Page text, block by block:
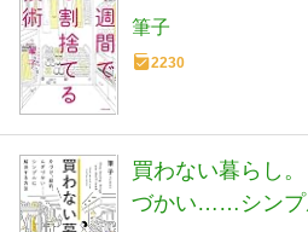
筆子
2230
買わない暮らし
づかい……シンプ